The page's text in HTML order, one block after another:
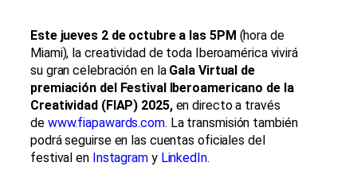
Este jueves 2 de octubre a las 5PM (hora de
Miami), la creatividad de toda Iberoamérica vivirá
su gran celebración en la Gala Virtual de
premiación del Festival Iberoamericano de la
Creatividad (FIAP) 2025,en directo a través
de www.fiapawards.com. La transmisión también
podrá seguirse en las cuentas oficiales del
festival en Instagramy LinkedIn.